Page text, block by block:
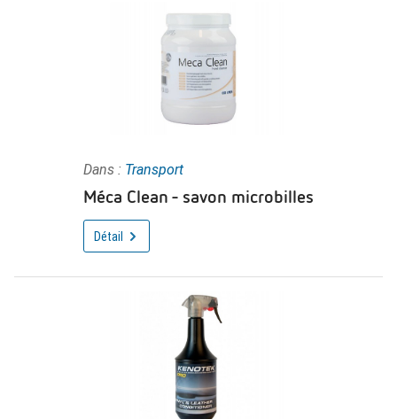
Dans : Transport
Méca Clean - savon microbilles
Détail